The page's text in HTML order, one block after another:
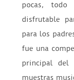
pocas, todo
disfrutable
para los
fue una
principal del
muestras